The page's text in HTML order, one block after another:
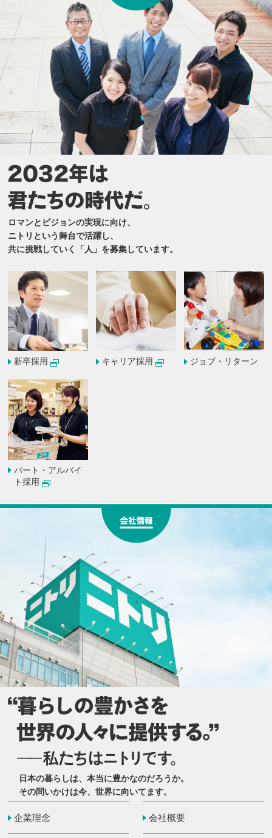
ロマンとビジョンの実現に向け、
ニトリという舞台で活躍し、
共に挑戦していく「人」を募集しています。
新卒採用 キャリア採用 ジョブ・リターン
パート・ アルバイ
ト採用
日本の暮らしは、本当に豊かなのだろうか。
その問いかけは今、世界に向いてます。
企業理念 会社概要